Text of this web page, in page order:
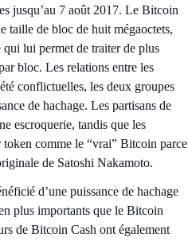
jusqu’au 7 août 2017. Le Bitcoin
taille de bloc de huit mégaoctets,
qui lui permet de traiter de plus
bloc. Les relations entre les
conflictuelles, les deux groupes
de hachage. Les partisans de
escroquerie, tandis que les
comme le “vrai” Bitcoin parce
de Satoshi Nakamoto.
d’une puissance de hachage
plus importants que le Bitcoin
de Bitcoin Cash ont également